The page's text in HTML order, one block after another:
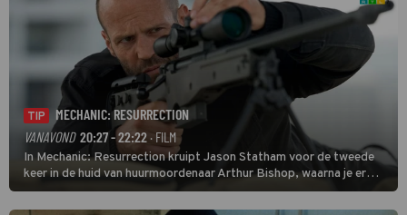
TIP
MECHANIC: RESURRECTION
VANAVOND 20:27 - 22:22· FILM
In Mechanic: Resurrection kruipt Jason Statham voor de tweede
keer in de huid van huurmoordenaar Arthur Bishop, waarna je er
donder op kunt zeggen dat er van Bishops geplande pensioen niet
veel terechtkomt.